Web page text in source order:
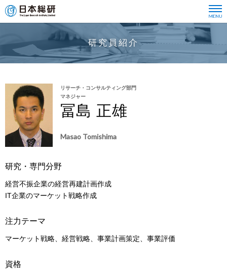
研究員紹介
リサーチ・コンサルティング部門
マネジャー
冨島 正雄
Masao Tomishima
研究・専門分野
経営不振企業の経営再建計画作成
IT企業のマーケット戦略作成
注力テーマ
マーケット戦略、経営戦略、事業計画策定、事業評価
資格